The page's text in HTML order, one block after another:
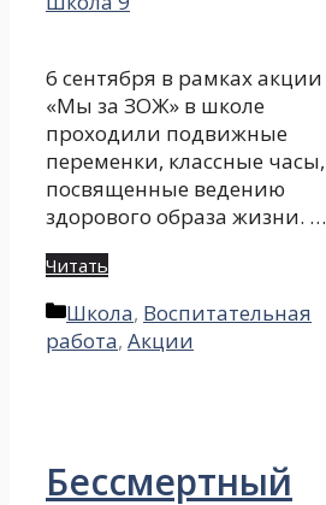
6 сентября в рамках акции
«Мы за ЗОЖ» в школе
проходили подвижные
переменки, классные часы,
посвященные ведению
здорового образа жизни. …
Читать
Рубрики
Школа, Воспитательная
работа, Акции
Бессмертный